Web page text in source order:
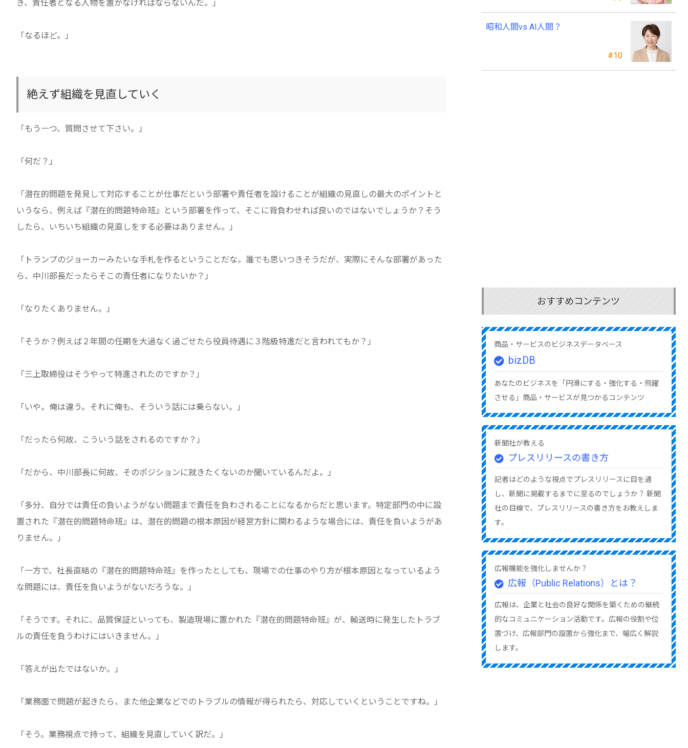
き、責任者となる人物を置かなければならないんだ。」
「なるほど。」
絶えず組織を見直していく
「もう一つ、質問させて下さい。」
「何だ？」
「潜在的問題を発見して対応することが仕事だという部署や責任者を設けることが組織の見直しの最大のポイントと
いうなら、例えば『潜在的問題特命班』という部署を作って、そこに背負わせれば良いのではないでしょうか？そう
したら、いちいち組織の見直しをする必要はありません。」
「トランプのジョーカーみたいな手札を作るということだな。誰でも思いつきそうだが、実際にそんな部署があった
ら、中川部長だったらそこの責任者になりたいか？」
「なりたくありません。」
「そうか？例えば２年間の任期を大過なく過ごせたら役員待遇に３階級特進だと言われてもか？」
「三上取締役はそうやって特進されたのですか？」
「いや。俺は違う。それに俺も、そういう話には乗らない。」
「だったら何故、こういう話をされるのですか？」
「だから、中川部長に何故、そのポジションに就きたくないのか聞いているんだよ。」
「多分、自分では責任の負いようがない問題まで責任を負わされることになるからだと思います。特定部門の中に設
置された『潜在的問題特命班』は、潜在的問題の根本原因が経営方針に関わるような場合には、責任を負いようがあ
りません。」
「一方で、社長直結の『潜在的問題特命班』を作ったとしても、現場での仕事のやり方が根本原因となっているよう
な問題には、責任を負いようがないだろうな。」
「そうです。それに、品質保証といっても、製造現場に置かれた『潜在的問題特命班』が、輸送時に発生したトラブ
ルの責任を負うわけにはいきません。」
「答えが出たではないか。」
「業務面で問題が起きたら、また他企業などでのトラブルの情報が得られたら、対応していくということですね。」
「そう。業務視点で持って、組織を見直していく訳だ。」
#10
昭和人間vs AI人間？
おすすめコンテンツ
商品・サービスのビジネスデータベース
bizDB
あなたのビジネスを「円滑にする・強化する・飛躍
させる」商品・サービスが見つかるコンテンツ
新聞社が教える
プレスリリースの書き方
記者はどのような視点でプレスリリースに目を通
し、新聞に掲載するまでに至るのでしょうか？ 新聞
社の目線で、プレスリリースの書き方をお教えしま
す。
広報機能を強化しませんか？
広報（Public Relations）とは？
広報は、企業と社会の良好な関係を築くための継続
的なコミュニケーション活動です。広報の役割や位
置づけ、広報部門の設置から強化まで、幅広く解説
します。